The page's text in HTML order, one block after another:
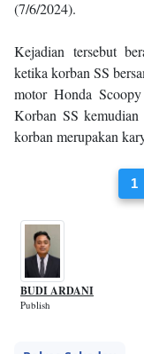
(7/6/2024).
Kejadian tersebut
ketika korban SS
motor Honda
Korban SS kemudian
korban merupakan
1
BUDI ARDANI
Publish